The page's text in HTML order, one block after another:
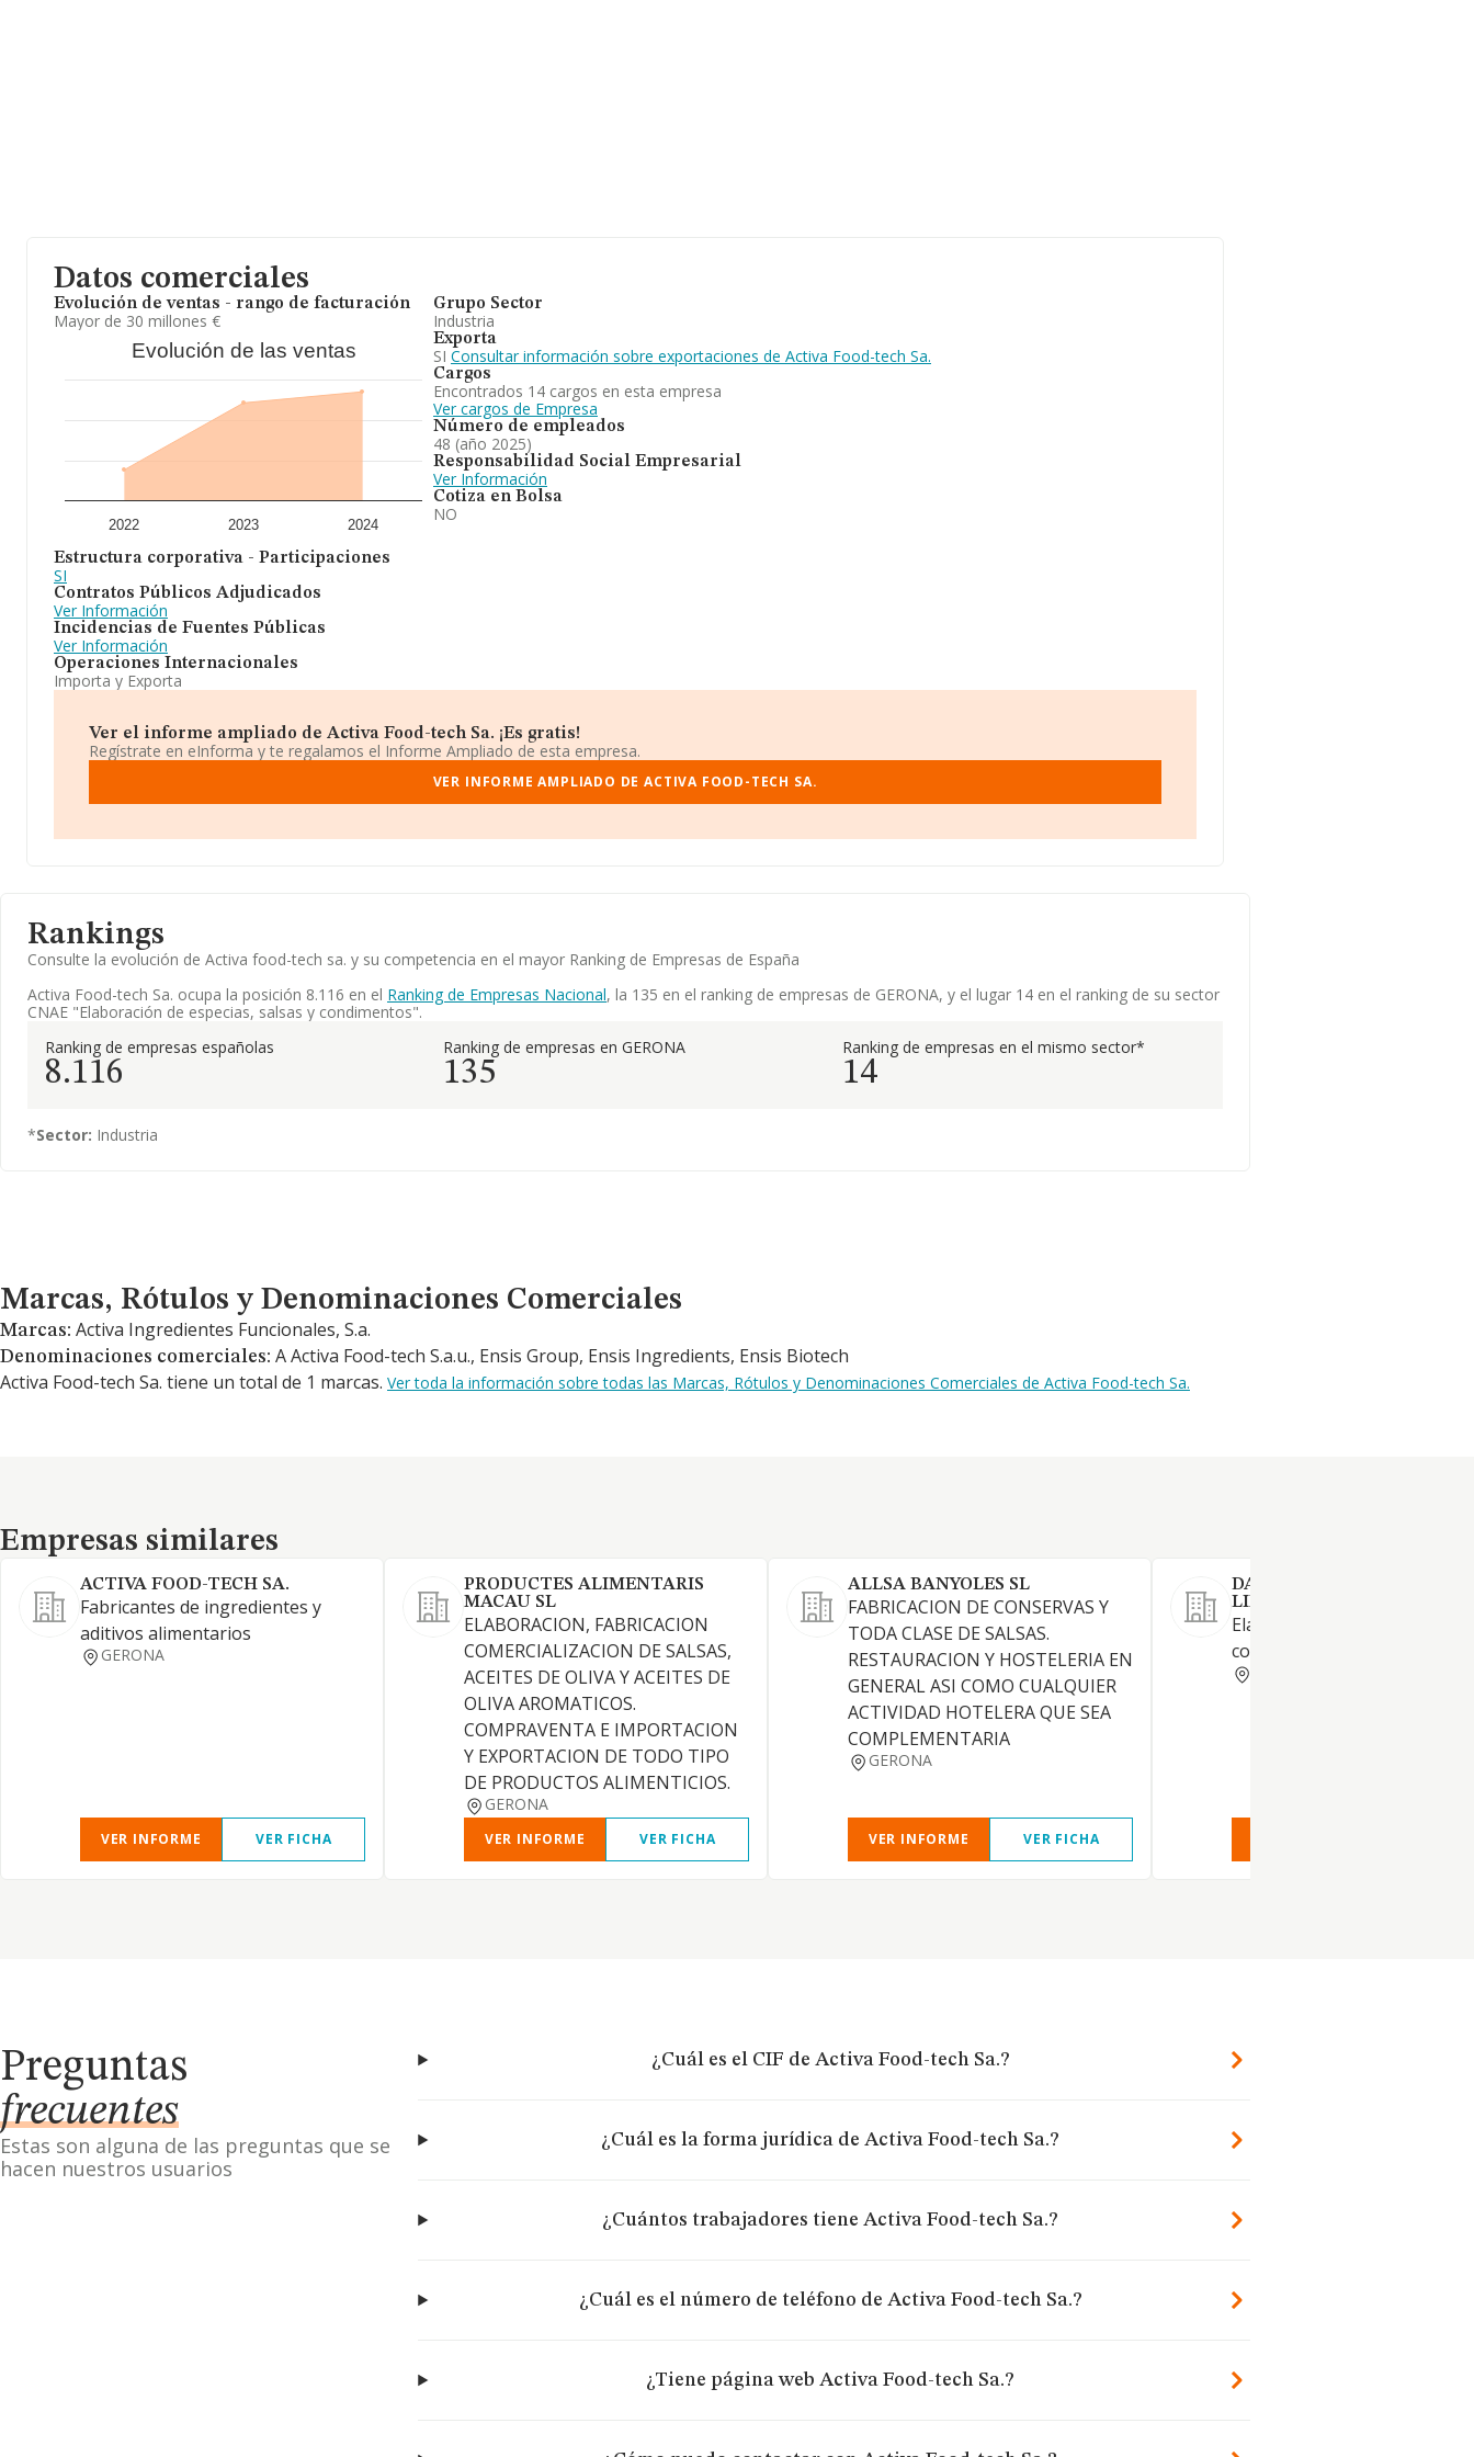
Datos comerciales
Evolución de ventas - rango de facturación
Mayor de 30 millones €
Evolución de las ventas
2022 2023 2024
Estructura corporativa - Participaciones
SI
Contratos Públicos Adjudicados
Ver Información
Incidencias de Fuentes Públicas
Ver Información
Operaciones Internacionales
Importa y Exporta
Grupo Sector
Industria
Exporta
SI Consultar información sobre exportaciones de Activa Food-tech Sa.
Cargos
Encontrados 14 cargos en esta empresa
Ver cargos de Empresa
Número de empleados
48 (año 2025)
Responsabilidad Social Empresarial
Ver Información
Cotiza en Bolsa
NO
Ver el informe ampliado de Activa Food-tech Sa. ¡Es gratis!
Regístrate en eInforma y te regalamos el Informe Ampliado de esta empresa.
VER INFORME AMPLIADO DE ACTIVA FOOD-TECH SA.
Rankings
Consulte la evolución de Activa food-tech sa. y su competencia en el mayor Ranking de Empresas de España
Activa Food-tech Sa. ocupa la posición 8.116 en el Ranking de Empresas Nacional, la 135 en el ranking de empresas de GERONA, y el lugar 14 en el ranking de su sector
CNAE "Elaboración de especias, salsas y condimentos".
Ranking de empresas españolas
8.116
Ranking de empresas en GERONA
135
Ranking de empresas en el mismo sector*
14
*Sector: Industria
Marcas, Rótulos y Denominaciones Comerciales
Marcas, Rótulos y Denominaciones Comerciales
Marcas: Activa Ingredientes Funcionales, S.a.
Denominaciones comerciales: A Activa Food-tech S.a.u., Ensis Group, Ensis Ingredients, Ensis Biotech
Activa Food-tech Sa. tiene un total de 1 marcas. Ver toda la información sobre todas las Marcas, Rótulos y Denominaciones Comerciales de Activa Food-tech Sa.
Empresas similares
Empresas similares
ACTIVA FOOD-TECH SA.
Fabricantes de ingredientes y
aditivos alimentarios
GERONA
VER INFORME VER FICHA
PRODUCTES ALIMENTARIS
MACAU SL
ELABORACION, FABRICACION
COMERCIALIZACION DE SALSAS,
ACEITES DE OLIVA Y ACEITES DE
OLIVA AROMATICOS.
COMPRAVENTA E IMPORTACION
Y EXPORTACION DE TODO TIPO
DE PRODUCTOS ALIMENTICIOS.
GERONA
VER INFORME VER FICHA
ALLSA BANYOLES SL
FABRICACION DE CONSERVAS Y
TODA CLASE DE SALSAS.
RESTAURACION Y HOSTELERIA EN
GENERAL ASI COMO CUALQUIER
ACTIVIDAD HOTELERA QUE SEA
COMPLEMENTARIA
GERONA
VER INFORME VER FICHA
DARDER FOODS SOCIEDAD
LIMITADA.
Elaboración de especias,
condimentos
Preguntas
frecuentes
Estas son alguna de las preguntas que se
hacen nuestros usuarios
¿Cuál es el CIF de Activa Food-tech Sa.?
¿Cuál es la forma jurídica de Activa Food-tech Sa.?
¿Cuántos trabajadores tiene Activa Food-tech Sa.?
¿Cuál es el número de teléfono de Activa Food-tech Sa.?
¿Tiene página web Activa Food-tech Sa.?